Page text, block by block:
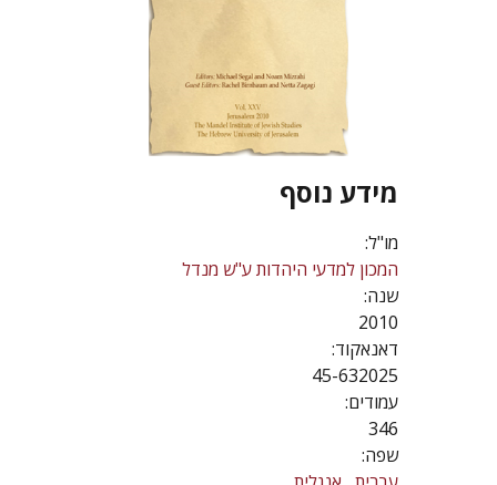
מידע נוסף
מו"ל:
המכון למדעי היהדות ע"ש מנדל
שנה:
2010
דאנאקוד:
45-632025
עמודים:
346
שפה: